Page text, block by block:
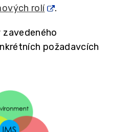
rolí
.
zavedeného
požadavcích